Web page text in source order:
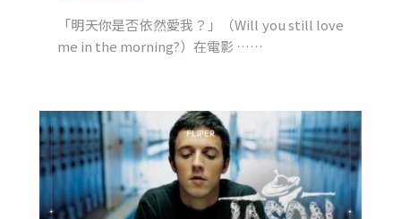
「明天你是否依然愛我？」（Will you still love
me in the morning?）在電影 ……